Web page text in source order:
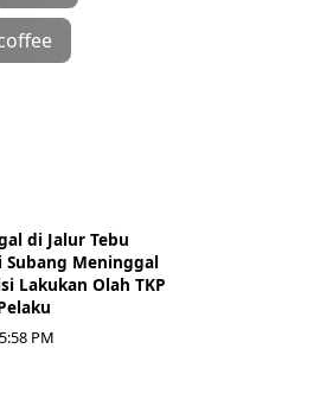
di Jalur Tebu
Subang Meninggal
Lakukan Olah TKP
PM